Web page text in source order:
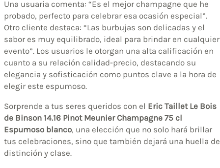
Una usuaria comenta: “Es el mejor champagne que he
probado, perfecto para celebrar esa ocasión especial”.
Otro cliente destaca: “Las burbujas son delicadas y el
sabor es muy equilibrado, ideal para brindar en cualquier
evento”. Los usuarios le otorgan una alta calificación en
cuanto a su relación calidad-precio, destacando su
elegancia y sofisticación como puntos clave a la hora de
elegir este espumoso.
Sorprende a tus seres queridos con el Eric Taillet Le Bois
de Binson 14.16 Pinot Meunier Champagne 75 cl
Espumoso blanco, una elección que no solo hará brillar
tus celebraciones, sino que también dejará una huella de
distinción y clase.